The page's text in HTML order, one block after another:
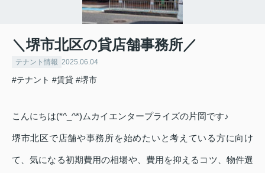
＼堺市北区の貸店舗事務所／
テナント情報 2025.06.04
#テナント #賃貸 #堺市
こんにちは(*^_^*)ムカイエンタープライズの片岡です♪
堺市北区で店舗や事務所を始めたいと考えている方に向け
て、気になる初期費用の相場や、費用を抑えるコツ、物件選